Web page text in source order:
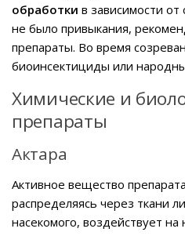
обработки в зависимости
не было привыкания,
препараты. Во время
биоинсектициды или
Химические и
препараты
Актара
Активное вещество
распределяясь через ткани
насекомого, воздействует на